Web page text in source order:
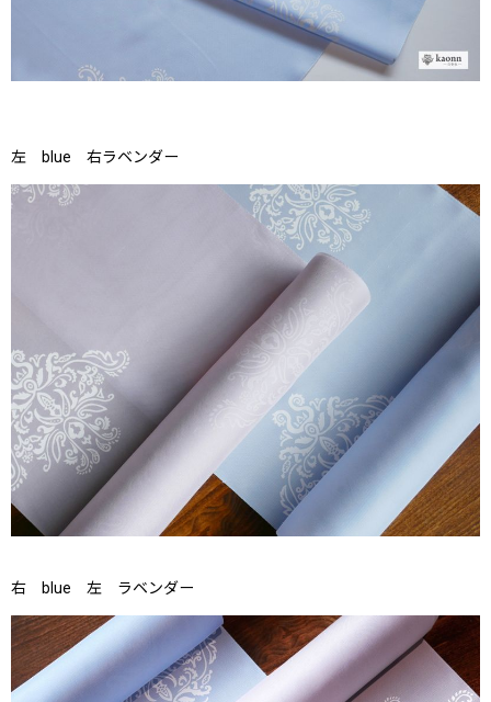
左 blue 右ラベンダー
右 blue 左 ラベンダー